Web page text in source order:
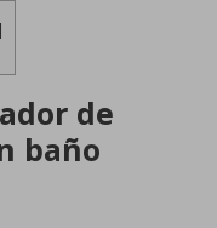
de
baño